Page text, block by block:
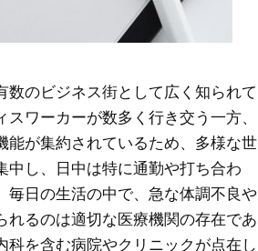
のビジネス街として広く知られて
ワーカーが数多く行き交う一方、
が集約されているため、多様な世
し、日中は特に通勤や打ち合わ
日の生活の中で、急な体調不良や
るのは適切な医療機関の存在であ
を含む病院やクリニックが点在し